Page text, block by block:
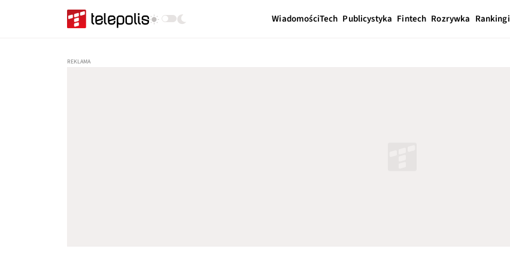
WiadomościTech Publicystyka Fintech Rozrywka Rankingi